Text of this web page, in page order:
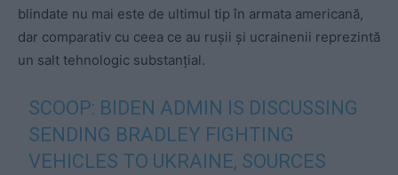
blindate nu mai este de ultimul tip în armata americană,
dar comparativ cu ceea ce au rușii și ucrainenii reprezintă
un salt tehnologic substanțial.
SCOOP: BIDEN ADMIN IS DISCUSSING
SENDING BRADLEY FIGHTING
VEHICLES TO UKRAINE, SOURCES